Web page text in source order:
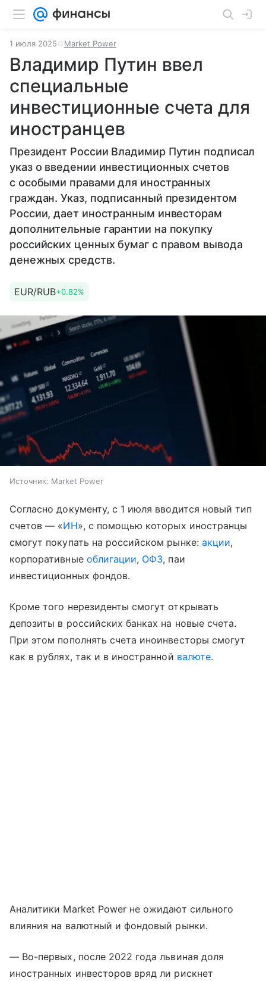
1 июля 2025 Market Power
Владимир Путин ввел
специальные
инвестиционные счета для
иностранцев
Президент России Владимир Путин подписал
указ о введении инвестиционных счетов
с особыми правами для иностранных
граждан. Указ, подписанный президентом
России, дает иностранным инвесторам
дополнительные гарантии на покупку
российских ценных бумаг с правом вывода
денежных средств.
EUR/RUB+0.82%
Источник: Market Power
Согласно документу, с 1 июля вводится новый тип
счетов — «ИН», с помощью которых иностранцы
смогут покупать на российском рынке: акции,
корпоративные облигации, ОФЗ, паи
инвестиционных фондов.
Кроме того нерезиденты смогут открывать
депозиты в российских банках на новые счета.
При этом пополнять счета иноинвесторы смогут
как в рублях, так и в иностранной валюте.
Аналитики Market Power не ожидают сильного
влияния на валютный и фондовый рынки.
— Во-первых, после 2022 года львиная доля
иностранных инвесторов вряд ли рискнет